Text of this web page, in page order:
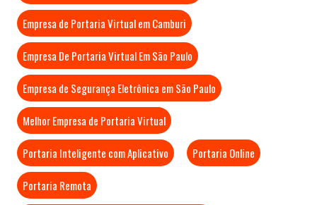
Empresa de Portaria Virtual em Camburi
Empresa De Portaria Virtual Em São Paulo
Empresa de Segurança Eletrônica em São Paulo
Melhor Empresa de Portaria Virtual
Portaria Inteligente com Aplicativo Portaria Online
Portaria Remota